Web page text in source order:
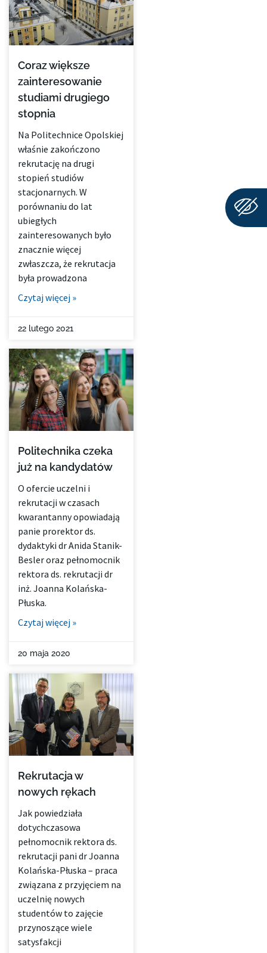
Coraz większe
zainteresowanie
studiami drugiego
stopnia
Na Politechnice Opolskiej
właśnie zakończono
rekrutację na drugi
stopień studiów
stacjonarnych. W
porównaniu do lat
ubiegłych
zainteresowanych było
znacznie więcej
zwłaszcza, że rekrutacja
była prowadzona
Czytaj więcej »
22 lutego 2021
Politechnika czeka
już na kandydatów
O ofercie uczelni i
rekrutacji w czasach
kwarantanny opowiadają
panie prorektor ds.
dydaktyki dr Anida Stanik-
Besler oraz pełnomocnik
rektora ds. rekrutacji dr
inż. Joanna Kolańska-
Płuska.
Czytaj więcej »
20 maja 2020
Rekrutacja w
nowych rękach
Jak powiedziała
dotychczasowa
pełnomocnik rektora ds.
rekrutacji pani dr Joanna
Kolańska-Płuska – praca
związana z przyjęciem na
uczelnię nowych
studentów to zajęcie
przynoszące wiele
satysfakcji